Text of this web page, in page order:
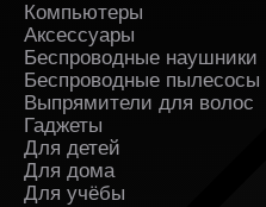
Компьютеры
Аксессуары
Беспроводные наушники
Беспроводные пылесосы
Выпрямители для волос
Гаджеты
Для детей
Для дома
Для учёбы